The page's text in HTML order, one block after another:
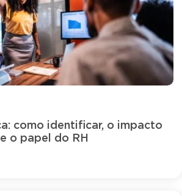
como identificar, o impacto
o papel do RH